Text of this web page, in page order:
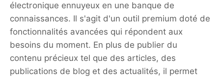
électronique ennuyeux en une banque de
connaissances. Il s'agit d'un outil premium doté de
fonctionnalités avancées qui répondent aux
besoins du moment. En plus de publier du
contenu précieux tel que des articles, des
publications de blog et des actualités, il permet